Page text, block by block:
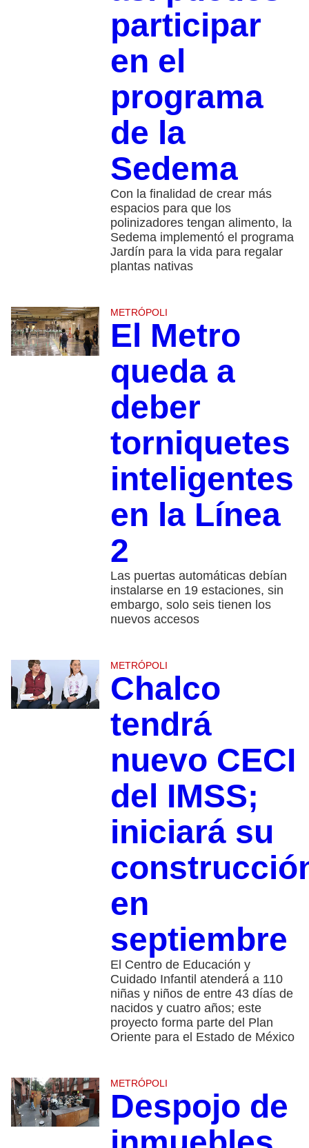
participar
en el
programa
de la
Sedema
Con la finalidad de crear más
espacios para que los
polinizadores tengan alimento, la
Sedema implementó el programa
Jardín para la vida para regalar
plantas nativas
METRÓPOLI
El Metro
queda a
deber
torniquetes
inteligentes
en la Línea
2
Las puertas automáticas debían
instalarse en 19 estaciones, sin
embargo, solo seis tienen los
nuevos accesos
METRÓPOLI
Chalco
tendrá
nuevo CECI
del IMSS;
iniciará su
en
septiembre
El Centro de Educación y
Cuidado Infantil atenderá a 110
niñas y niños de entre 43 días de
nacidos y cuatro años; este
proyecto forma parte del Plan
Oriente para el Estado de México
METRÓPOLI
Despojo de